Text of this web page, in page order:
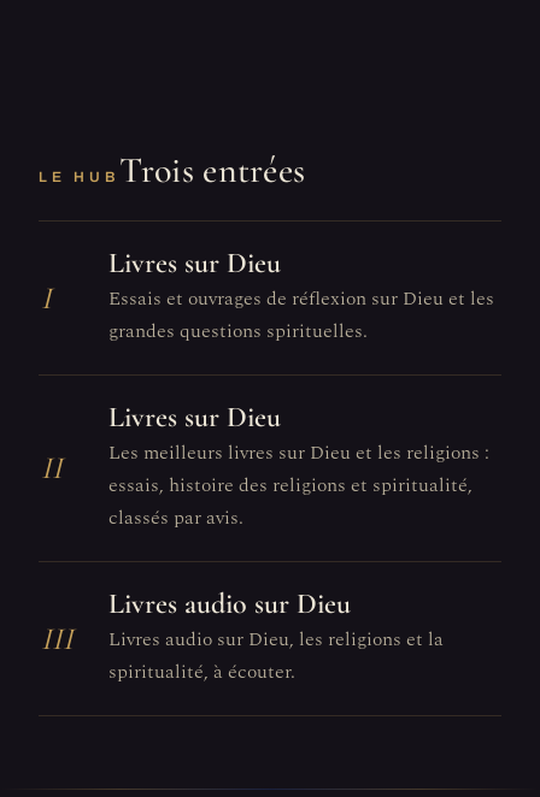
LE HUB Trois entrées
I
Livres sur Dieu
Essais et ouvrages de réflexion sur Dieu et les
grandes questions spirituelles.
II
Livres sur Dieu
Les meilleurs livres sur Dieu et les religions :
essais, histoire des religions et spiritualité,
classés par avis.
III
Livres audio sur Dieu
Livres audio sur Dieu, les religions et la
spiritualité, à écouter.